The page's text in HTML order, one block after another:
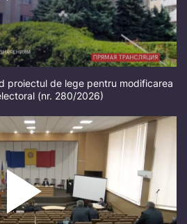
proiectul de lege pentru modificarea
(nr. 280/2026)